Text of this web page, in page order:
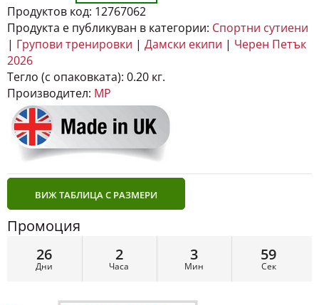
Продуктов код: 12767062
Продукта е публикуван в категории: Спортни сутиени
| Групови тренировки | Дамски екипи | Черен Петък
2026
Тегло (с опаковката): 0.20 кг.
Производител: MP
ВИЖ ТАБЛИЦА С РАЗМЕРИ
Промоция
26
Дни
2
Часа
3
Мин
59
Сек